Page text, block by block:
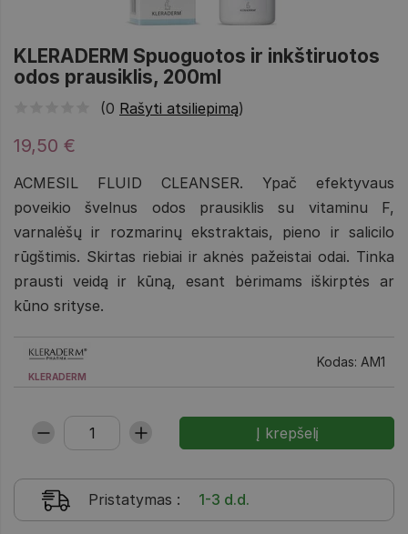
KLERADERM Spuoguotos ir inkštiruotos
odos prausiklis, 200ml
(0 Rašyti atsiliepimą)
19,50 €
ACMESIL FLUID CLEANSER. Ypač efektyvaus
poveikio švelnus odos prausiklis su vitaminu F,
varnalėšų ir rozmarinų ekstraktais, pieno ir salicilo
rūgštimis. Skirtas riebiai ir aknės pažeistai odai. Tinka
prausti veidą ir kūną, esant bėrimams iškirptės ar
kūno srityse.
KLERADERM
Kodas: AM1
Pristatymas : 1-3 d.d.